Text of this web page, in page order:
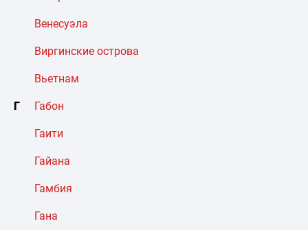
Венесуэла
Виргинские острова
Вьетнам
Г Габон
Гаити
Гайана
Гамбия
Гана